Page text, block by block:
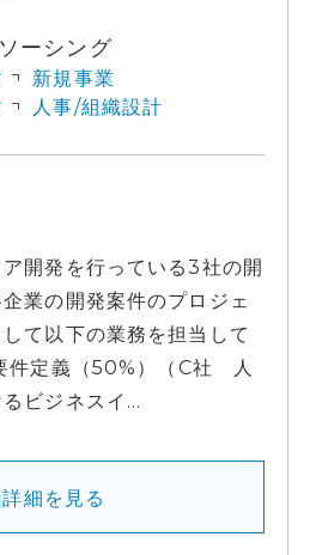
ーシング
新規事業
人事/組織設計
開発を行っている3社の開
業の開発案件のプロジェ
て以下の業務を担当して
件定義（50%）（C社 人
ビジネスイ...
詳細を見る